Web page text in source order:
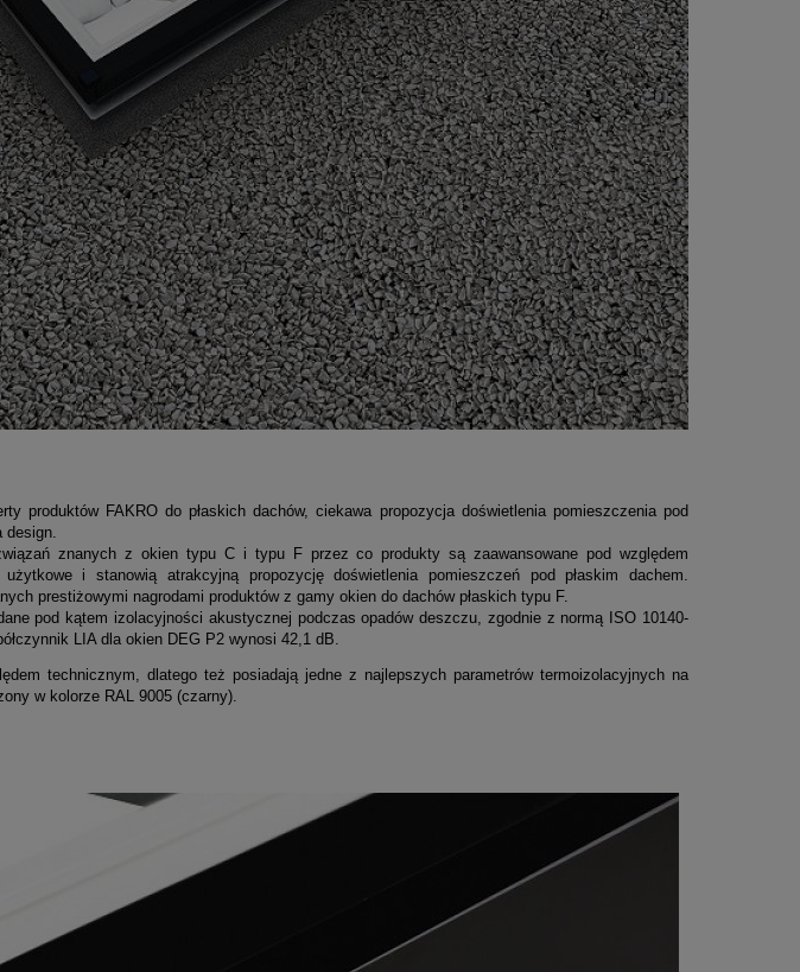
FAKRO do płaskich dachów, ciekawa propozycja doświetlenia pomieszczenia pod
design.
znanych z okien typu C i typu F przez co produkty są zaawansowane pod względem
i stanowią atrakcyjną propozycję doświetlenia pomieszczeń pod płaskim dachem.
prestiżowymi nagrodami produktów z gamy okien do dachów płaskich typu F.
pod kątem izolacyjności akustycznej podczas opadów deszczu, zgodnie z normą ISO 10140-
LIA dla okien DEG P2 wynosi 42,1 dB.
technicznym, dlatego też posiadają jedne z najlepszych parametrów termoizolacyjnych na
w kolorze RAL 9005 (czarny).